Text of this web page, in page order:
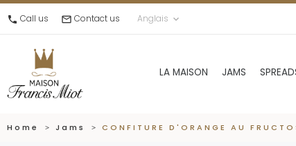
call Call us mail_outline Contact us Anglais keyboard_arrow_down
LA MAISON JAMS
Home Jams CONFITURE D'ORANGE AU